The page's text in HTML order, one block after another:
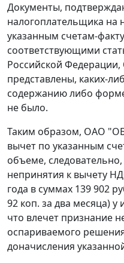
Документы,
налогоплательщика на
указанным счетам-
соответствующими
Российской
представлены, каких-
содержанию либо
не было.
Таким образом, ОАО
вычет по указанным
объеме,
непринятия к вычету
года в суммах 139 902
92 коп. за два месяца) у
что влечет признание
оспариваемого
доначисления